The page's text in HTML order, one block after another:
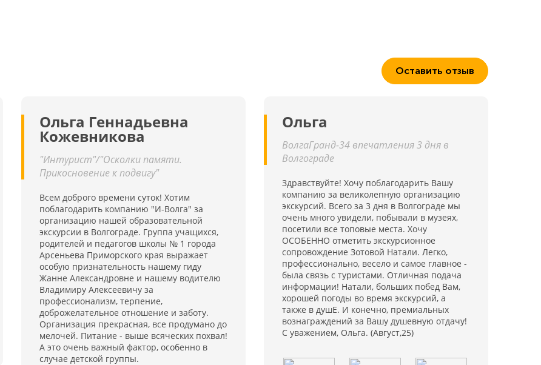
Оставить отзыв
Ольга Геннадьевна
Кожевникова
"Интурист"/"Осколки памяти.
Прикосновение к подвигу"
Всем доброго времени суток! Хотим
поблагодарить компанию "И-Волга" за
организацию нашей образовательной
экскурсии в Волгограде. Группа учащихся,
родителей и педагогов школы № 1 города
Арсеньева Приморского края выражает
особую признательность нашему гиду
Жанне Александровне и нашему водителю
Владимиру Алексеевичу за
профессионализм, терпение,
доброжелательное отношение и заботу.
Организация прекрасная, все продумано до
мелочей. Питание - выше всяческих похвал!
А это очень важный фактор, особенно в
случае детской группы.
Ольга
ВолгаГранд-34 впечатления 3 дня в
Волгограде
Здравствуйте! Хочу поблагодарить Вашу
компанию за великолепную организацию
экскурсий. Всего за 3 дня в Волгограде мы
очень много увидели, побывали в музеях,
посетили все топовые места. Хочу
ОСОБЕННО отметить экскурсионное
сопровождение Зотовой Натали. Легко,
профессионально, весело и самое главное -
была связь с туристами. Отличная подача
информации! Натали, больших побед Вам,
хорошей погоды во время экскурсий, а
также в душЕ. И конечно, премиальных
вознаграждений за Вашу душевную отдачу!
С уважением, Ольга. (Август,25)